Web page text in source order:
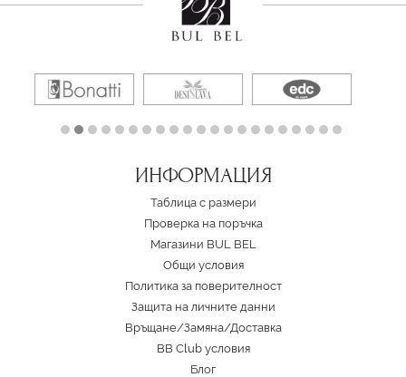
ИНФОРМАЦИЯ
Таблица с размери
Проверка на поръчка
Магазини BUL BEL
Oбщи условия
Политика за поверителност
Защита на личните данни
Връщане/Замяна/Доставка
BB Club условия
Блог